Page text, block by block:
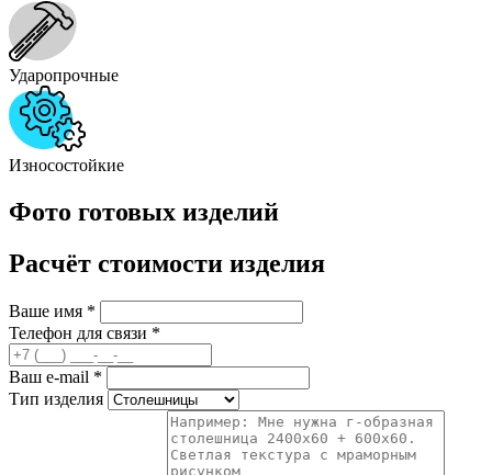
Ударопрочные
Износостойкие
Фото готовых изделий
Расчёт стоимости изделия
Ваше имя *
Телефон для связи *
Ваш e-mail *
Тип изделия